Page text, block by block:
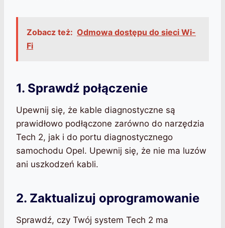
Zobacz też: Odmowa dostępu do sieci Wi-
Fi
1. Sprawdź połączenie
Upewnij się, że kable diagnostyczne są
prawidłowo podłączone zarówno do narzędzia
Tech 2, jak i do portu diagnostycznego
samochodu Opel. Upewnij się, że nie ma luzów
ani uszkodzeń kabli.
2. Zaktualizuj oprogramowanie
Sprawdź, czy Twój system Tech 2 ma